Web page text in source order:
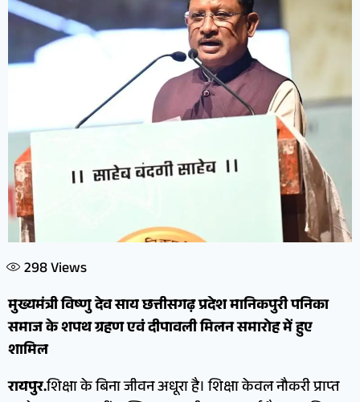
298Views
मुख्यमंत्री विष्णु देव साय छत्तीसगढ़ प्रदेश मानिकपुरी पनिका
समाज के शपथ ग्रहण एवं दीपावली मिलन समारोह में हुए
शामिल
रायपुर.शिक्षा के बिना जीवन अधूरा है। शिक्षा केवल नौकरी प्राप्त